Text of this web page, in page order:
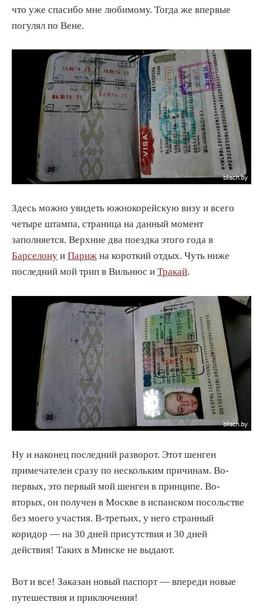
что уже спасибо мне любимому. Тогда же впервые
погулял по Вене.
Здесь можно увидеть южнокорейскую визу и всего
четыре штампа, страница на данный момент
заполняется. Верхние два поездка этого года в
Барселону и Париж на короткий отдых. Чуть ниже
последний мой трип в Вильнюс и Тракай.
Ну и наконец последний разворот. Этот шенген
примечателен сразу по нескольким причинам. Во-
первых, это первый мой шенген в принципе. Во-
вторых, он получен в Москве в испанском посольстве
без моего участия. В-третьих, у него странный
коридор — на 30 дней присутствия и 30 дней
действия! Таких в Минске не выдают.
Вот и все! Заказан новый паспорт — впереди новые
путешествия и приключения!